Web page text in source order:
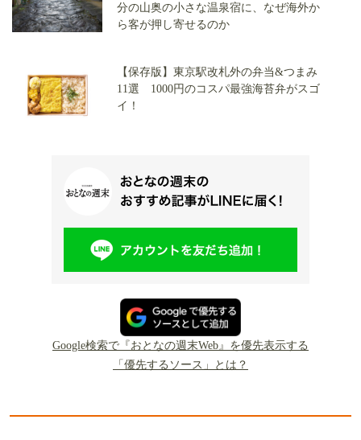
分の山奥の小さな温泉宿に、なぜ海外か
ら客が押し寄せるのか
【保存版】東京駅改札外の弁当&つまみ
11選 1000円のコスパ最強海苔弁がスゴ
イ！
Google検索で『おとなの週末Web』を優先表示する
「優先するソース」とは？